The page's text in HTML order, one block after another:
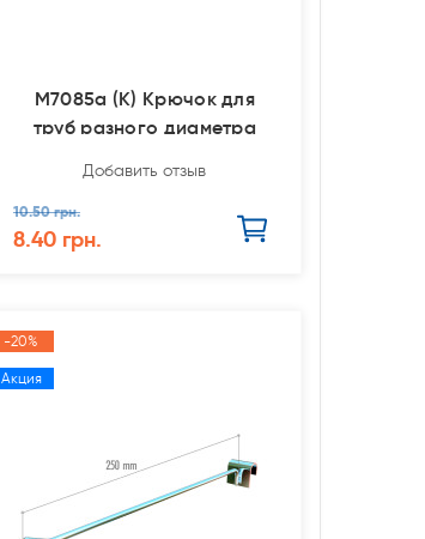
M7085a (К) Крючок для
труб разного диаметра
Добавить отзыв
10.50 грн.
8.40 грн.
-20%
Акция